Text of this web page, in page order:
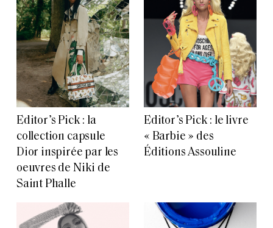
Editor’s Pick : la
collection capsule
Dior inspirée par les
oeuvres de Niki de
Saint Phalle
Editor’s Pick : le livre
« Barbie » des
Éditions Assouline